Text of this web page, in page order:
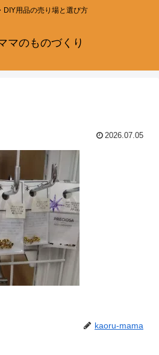
DIY用品の売り場と選び方
マのものづくり
2026.07.05
kaoru-mama